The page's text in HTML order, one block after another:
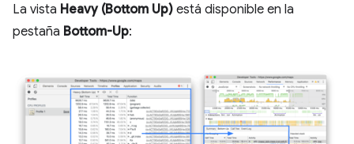
La vista Heavy (Bottom Up) está disponible en la
pestaña Bottom-Up: